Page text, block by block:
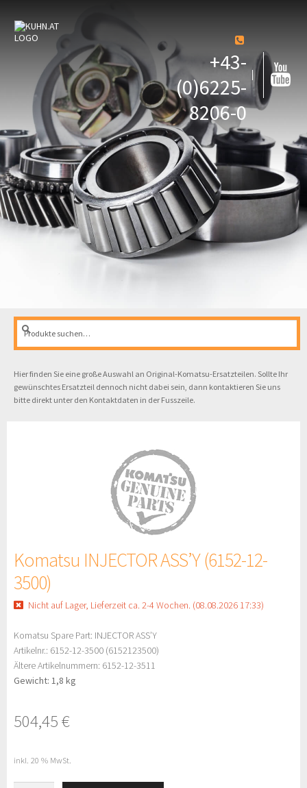
+43-
(0)6225-
8206-0
Suche
nach:
Suche
Hier finden Sie eine große Auswahl an Original-Komatsu-Ersatzteilen. Sollte Ihr
gewünschtes Ersatzteil dennoch nicht dabei sein, dann kontaktieren Sie uns
bitte direkt unter den Kontaktdaten in der Fusszeile.
Komatsu INJECTOR ASS’Y (6152-12-
3500)
Nicht auf Lager, Lieferzeit ca. 2-4 Wochen. (08.08.2026 17:33)
Komatsu Spare Part: INJECTOR ASS’Y
Artikelnr.: 6152-12-3500 (6152123500)
Ältere Artikelnummern: 6152-12-3511
Gewicht: 1,8 kg
504,45€
inkl. 20 % MwSt.